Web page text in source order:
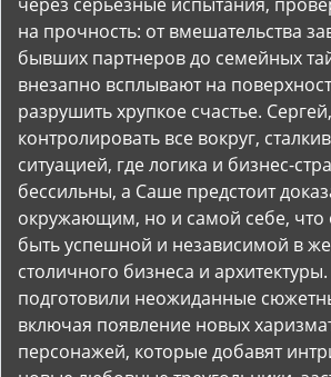
на прочность: от вмешательства
бывших партнеров до семейных
внезапно всплывают на
разрушить хрупкое счастье.
контролировать все вокруг,
ситуацией, где логика и бизнес-
бессильны, а Саше предстоит
окружающим, но и самой себе, что
быть успешной и независимой в
столичного бизнеса и
подготовили неожиданные
включая появление новых
персонажей, которые добавят